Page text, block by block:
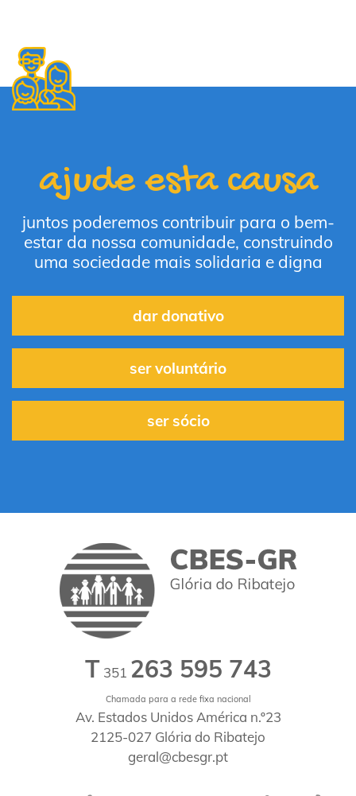
ajude esta causa
juntos poderemos contribuir para o bem-
estar da nossa comunidade, construindo
uma sociedade mais solidaria e digna
dar donativo
ser voluntário
ser sócio
T 351 263 595 743
Chamada para a rede fixa nacional
Av. Estados Unidos América n.º23
2125-027 Glória do Ribatejo
geral@cbesgr.pt